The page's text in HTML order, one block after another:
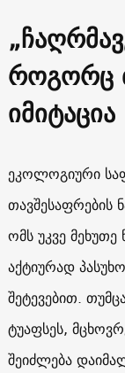
როგორც
იმიტაცია
ეკოლოგიური
თავშესაფრების
ომს უკვე
აქტიურად
შეტევებით.
ტუაფსეს,
შეიძლება